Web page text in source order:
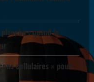
: quand le
cellulaires » pour